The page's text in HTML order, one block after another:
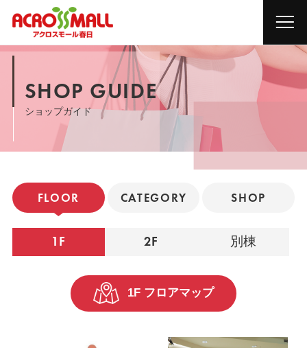
SHOP GUIDE
ショップガイド
FLOOR CATEGORY SHOP
1F 2F 別棟
1F フロアマップ